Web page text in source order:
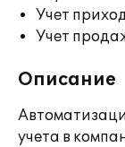
Учет
Учет
Описание
учета в